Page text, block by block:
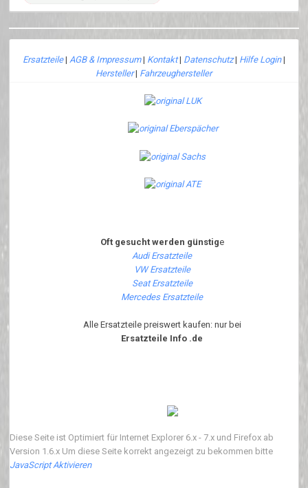
Ersatzteile| AGB & Impressum| Kontakt| Datenschutz| Hilfe Login|
Hersteller| Fahrzeughersteller
Oft gesucht werden günstige
Audi Ersatzteile
VW Ersatzteile
Seat Ersatzteile
Mercedes Ersatzteile
Alle Ersatzteile preiswert kaufen: nur bei
Ersatzteile Info .de
Diese Seite ist Optimiert für Internet Explorer 6.x - 7.x und Firefox ab
Version 1.6.x Um diese Seite korrekt angezeigt zu bekommen bitte
JavaScript Aktivieren